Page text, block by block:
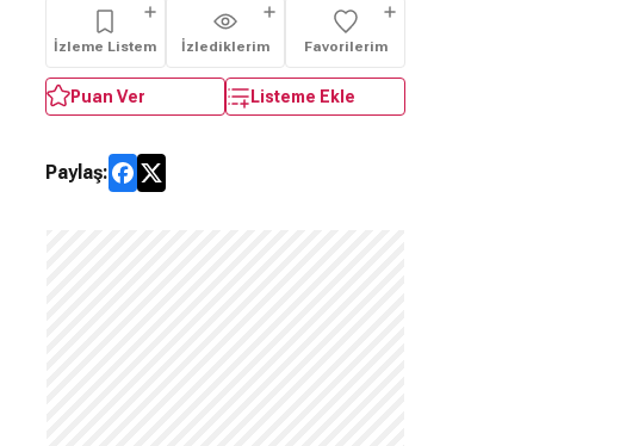
İzleme Listem İzlediklerim Favorilerim
Puan Ver Listeme Ekle
Paylaş: